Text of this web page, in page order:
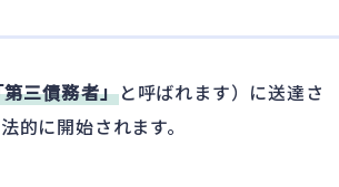
三債務者」と呼ばれます）に送達さ
的に開始されます。